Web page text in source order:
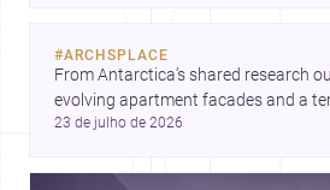
#ARCHSPLACE
From Antarctica’s shared research
evolving apartment facades and a
Amman, these projects show how
23 de julho de 2026